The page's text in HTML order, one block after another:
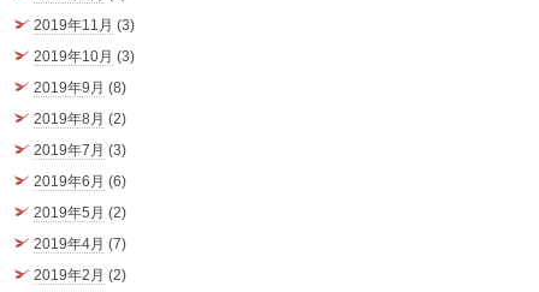
2019年11月 (3)
2019年10月 (3)
2019年9月 (8)
2019年8月 (2)
2019年7月 (3)
2019年6月 (6)
2019年5月 (2)
2019年4月 (7)
2019年2月 (2)